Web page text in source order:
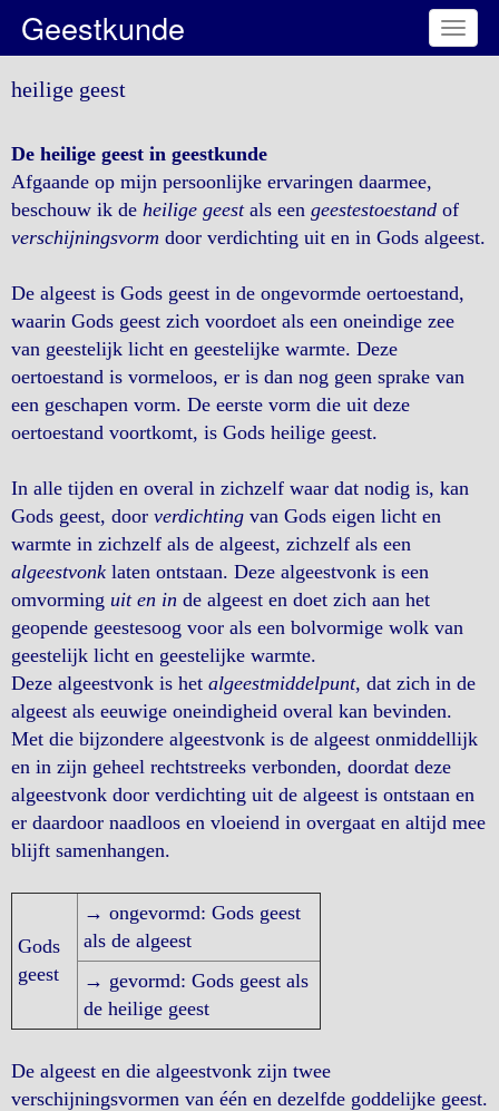
Toggle
Geestkunde
heilige geest
De heilige geest in geestkunde
Afgaande op mijn persoonlijke ervaringen daarmee,
beschouw ik de heilige geestals een geestestoestand of
verschijningsvorm door verdichting uit en in Gods algeest.
De algeest is Gods geest in de ongevormde oertoestand,
waarin Gods geest zich voordoet als een oneindige zee
van geestelijk licht en geestelijke warmte. Deze
oertoestand is vormeloos, er is dan nog geen sprake van
een geschapen vorm. De eerste vorm die uit deze
oertoestand voortkomt, is Gods heilige geest.
In alle tijden en overal in zichzelf waar dat nodig is, kan
Gods geest, door verdichting van Gods eigen licht en
warmte in zichzelf als de algeest, zichzelf als een
algeestvonk laten ontstaan. Deze algeestvonk is een
omvorming uit en in de algeest en doet zich aan het
geopende geestesoog voor als een bolvormige wolk van
geestelijk licht en geestelijke warmte.
Deze algeestvonk is het algeestmiddelpunt, dat zich in de
algeest als eeuwige oneindigheid overal kan bevinden.
Met die bijzondere algeestvonk is de algeest onmiddellijk
en in zijn geheel rechtstreeks verbonden, doordat deze
algeestvonk door verdichting uit de algeest is ontstaan en
er daardoor naadloos en vloeiend in overgaat en altijd mee
blijft samenhangen.
Gods
geest
→ ongevormd: Gods geest
als de algeest
→ gevormd: Gods geest als
de heilige geest
De algeest en die algeestvonk zijn twee
verschijningsvormen van één en dezelfde goddelijke geest.